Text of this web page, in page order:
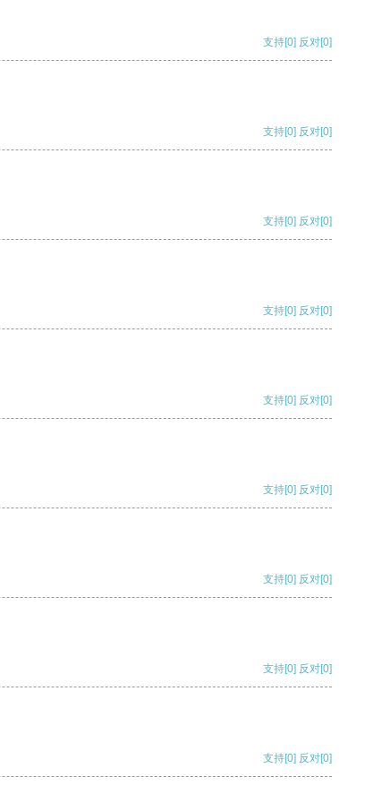
支持[0] 反对[0]
支持[0] 反对[0]
支持[0] 反对[0]
支持[0] 反对[0]
支持[0] 反对[0]
支持[0] 反对[0]
支持[0] 反对[0]
支持[0] 反对[0]
支持[0] 反对[0]